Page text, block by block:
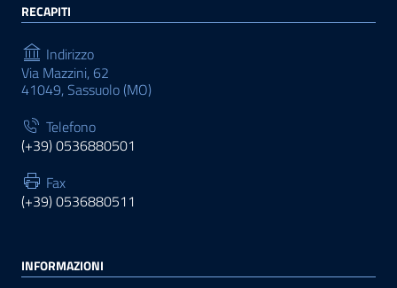
RECAPITI
Indirizzo
Via Mazzini, 62
41049, Sassuolo (MO)
Telefono
(+39) 0536880501
Fax
(+39) 0536880511
INFORMAZIONI